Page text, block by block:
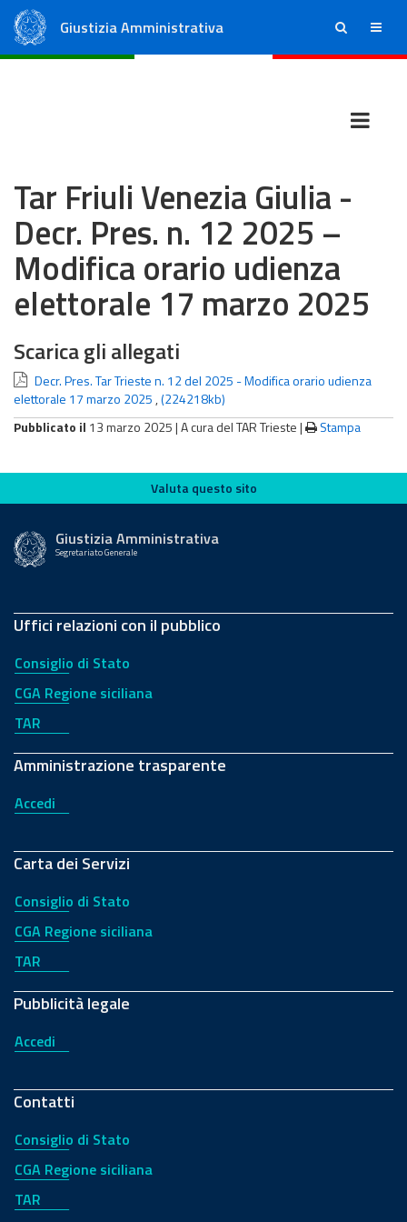
Giustizia Amministrativa ricerca menu
Tar Friuli Venezia Giulia -
Decr. Pres. n. 12 2025 –
Modifica orario udienza
elettorale 17 marzo 2025
Scarica gli allegati
Decr. Pres. Tar Trieste n. 12 del 2025 - Modifica orario udienza
elettorale 17 marzo 2025 ,(224218kb)
Pubblicato il 13 marzo 2025 |A cura del TAR Trieste| Stampa
Valuta questo sito
Valuta questo sito
Giustizia Amministrativa
Segretariato Generale
Uffici relazioni con il pubblico
Consiglio di Stato
CGA Regione siciliana
TAR
Amministrazione trasparente
Accedi
Carta dei Servizi
Consiglio di Stato
CGA Regione siciliana
TAR
Pubblicità legale
Accedi
Contatti
Consiglio di Stato
CGA Regione siciliana
TAR